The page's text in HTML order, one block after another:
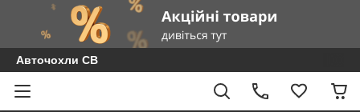
Авточохли СВ